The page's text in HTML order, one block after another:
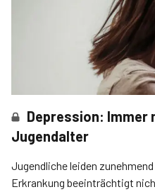
Depression: Immer
Jugendalter
Jugendliche leiden
Erkrankung beeinträchtigt